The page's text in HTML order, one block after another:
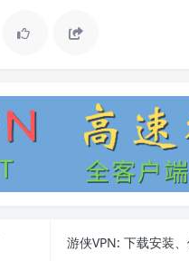
游侠VPN: 下载安装